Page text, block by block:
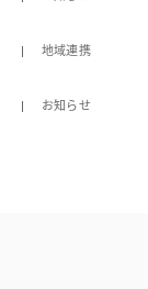
地域連携
お知らせ